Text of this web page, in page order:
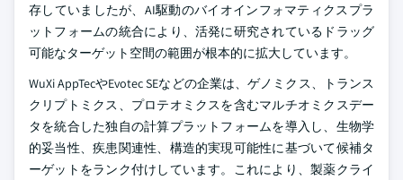
存していましたが、AI駆動のバイオインフォマティクスプラ
ットフォームの統合により、活発に研究されているドラッグ
可能なターゲット空間の範囲が根本的に拡大しています。
WuXi AppTecやEvotec SEなどの企業は、ゲノミクス、トランス
クリプトミクス、プロテオミクスを含むマルチオミクスデー
タを統合した独自の計算プラットフォームを導入し、生物学
的妥当性、疾患関連性、構造的実現可能性に基づいて候補タ
ーゲットをランク付けしています。これにより、製薬クライ